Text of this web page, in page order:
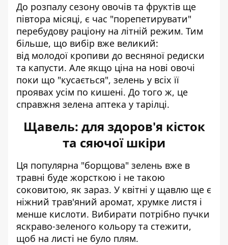
До розпалу сезону овочів та фруктів ще
півтора місяці, є час "порепетирувати"
перебудову раціону на літній режим. Тим
більше, що вибір вже великий:
від молодої кропиви до весняної редиски
та капусти. Але якщо ціна на нові овочі
поки що "кусається", зелень у всіх її
проявах усім по кишені. До того ж, це
справжня зелена аптека у тарілці.
Щавель: для здоров'я кісток
та сяючої шкіри
Ця популярна "борщова" зелень вже в
травні буде жорсткою і не такою
соковитою, як зараз. У квітні у щавлю ще є
ніжний трав'яний аромат, хрумке листя і
менше кислоти. Вибирати потрібно пучки
яскраво-зеленого кольору та стежити,
щоб на листі не було плям.